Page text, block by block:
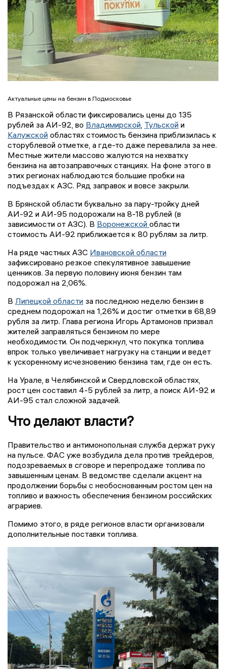
Актуальные цены на бензин в Подмосковье
В Рязанской области фиксировались цены до 135
рублей за АИ-92, во Владимирской, Тульской и
Калужской областях стоимость бензина приблизилась к
сторублевой отметке, а где-то даже перевалила за нее.
Местные жители массово жалуются на нехватку
бензина на автозаправочных станциях. На фоне этого в
этих регионах наблюдаются большие пробки на
подъездах к АЗС. Ряд заправок и вовсе закрыли.
В Брянской области буквально за пару-тройку дней
АИ-92 и АИ-95 подорожали на 8-18 рублей (в
зависимости от АЗС). В Воронежской области
стоимость АИ-92 приближается к 80 рублям за литр.
На ряде частных АЗС Ивановской области
зафиксировано резкое спекулятивное завышение
ценников. За первую половину июня бензин там
подорожал на 2,06%.
В Липецкой области за последнюю неделю бензин в
среднем подорожал на 1,26% и достиг отметки в 68,89
рубля за литр. Глава региона Игорь Артамонов призвал
жителей заправляться бензином по мере
необходимости. Он подчеркнул, что покупка топлива
впрок только увеличивает нагрузку на станции и ведет
к ускоренному исчезновению бензина там, где он есть.
На Урале, в Челябинской и Свердловской областях,
рост цен составил 4-5 рублей за литр, а поиск АИ-92 и
АИ-95 стал сложной задачей.
Что делают власти?
Правительство и антимонопольная служба держат руку
на пульсе. ФАС уже возбудила дела против трейдеров,
подозреваемых в сговоре и перепродаже топлива по
завышенным ценам. В ведомстве сделали акцент на
продолжении борьбы с необоснованным ростом цен на
топливо и важность обеспечения бензином российских
аграриев.
Помимо этого, в ряде регионов власти организовали
дополнительные поставки топлива.